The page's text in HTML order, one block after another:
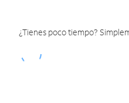
¿Tienes poco tiempo?